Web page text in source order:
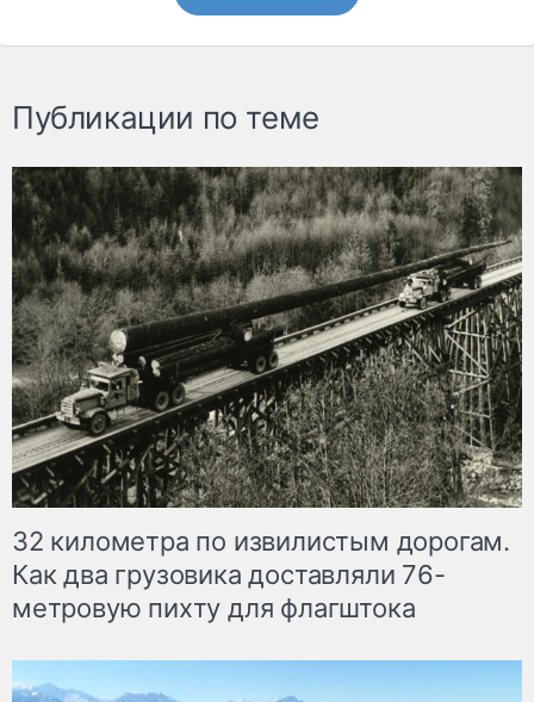
Публикации по теме
32 километра по извилистым дорогам.
Как два грузовика доставляли 76-
метровую пихту для флагштока